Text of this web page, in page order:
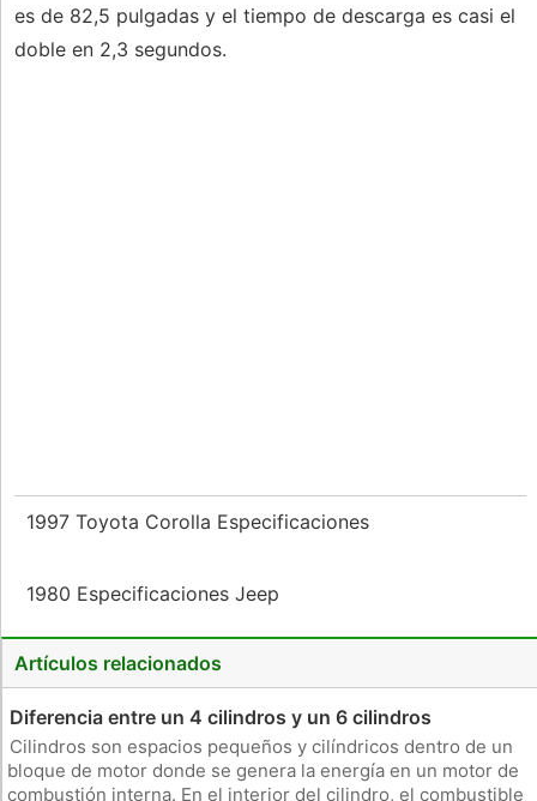
es de 82,5 pulgadas y el tiempo de descarga es casi el
doble en 2,3 segundos.
1997 Toyota Corolla Especificaciones
1980 Especificaciones Jeep
Artículos relacionados
Diferencia entre un 4 cilindros y un 6 cilindros
Cilindros son espacios pequeños y cilíndricos dentro de un
bloque de motor donde se genera la energía en un motor de
combustión interna. En el interior del cilindro, el combustible